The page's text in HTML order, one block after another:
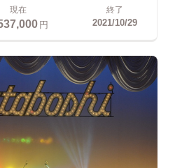
現在
円
終了
2021/10/29